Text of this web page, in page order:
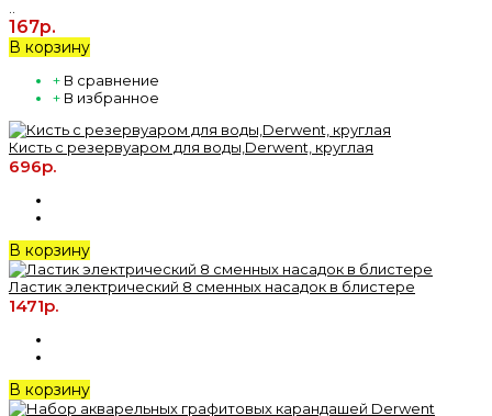
167р.
В корзину
+ В сравнение
+ В избранное
Кисть с резервуаром для воды,Derwent, круглая
696р.
В корзину
Ластик электрический 8 сменных насадок в блистере
1471р.
В корзину